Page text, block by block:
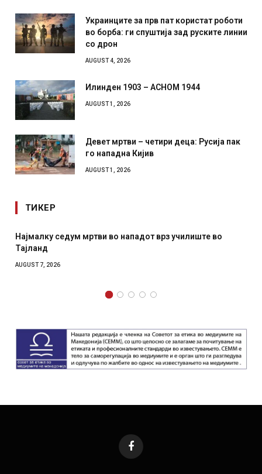
Украинците за прв пат користат роботи
во борба: ги спуштија зад руските линии
со дрон
AUGUST 4, 2026
Илинден 1903 – АСНОМ 1944
AUGUST 1, 2026
Девет мртви – четири деца: Русија пак
го нападна Кијив
AUGUST 1, 2026
ТИКЕР
СОЗИС: Украинците повеќе им веруваат на генералите
отколку на Зеленски
AUGUST 7, 2026
Facebook